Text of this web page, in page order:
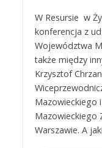
W Resursie w
konferencja z
Województwa
także między
Krzysztof
Mazowieckiego
Mazowieckiego
Warszawie. A